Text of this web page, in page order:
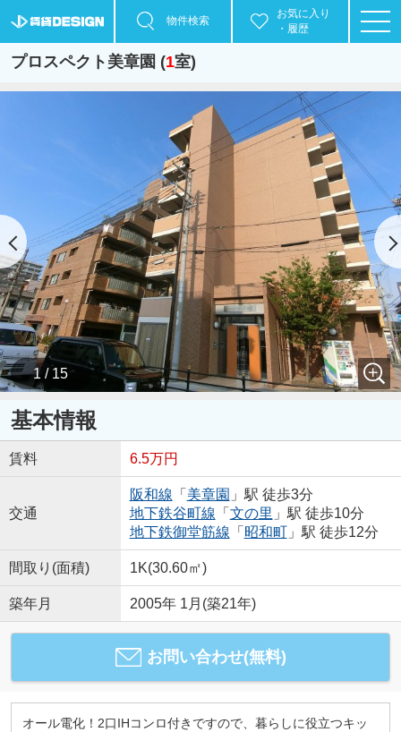
物件検索
お気に入り
・履歴
プロスペクト美章園 (1室)
1 / 15
基本情報
賃料 6.5万円
交通
阪和線 「 美章園 」駅 徒歩3分
地下鉄谷町線 「 文の里 」駅 徒歩10分
地下鉄御堂筋線 「 昭和町」駅 徒歩12分
間取り(面積) 1K(30.60㎡)
築年月 2005年 1月(築21年)
お問い合わせ(無料)
オール電化！2口IHコンロ付きですので、暮らしに役立つキッ